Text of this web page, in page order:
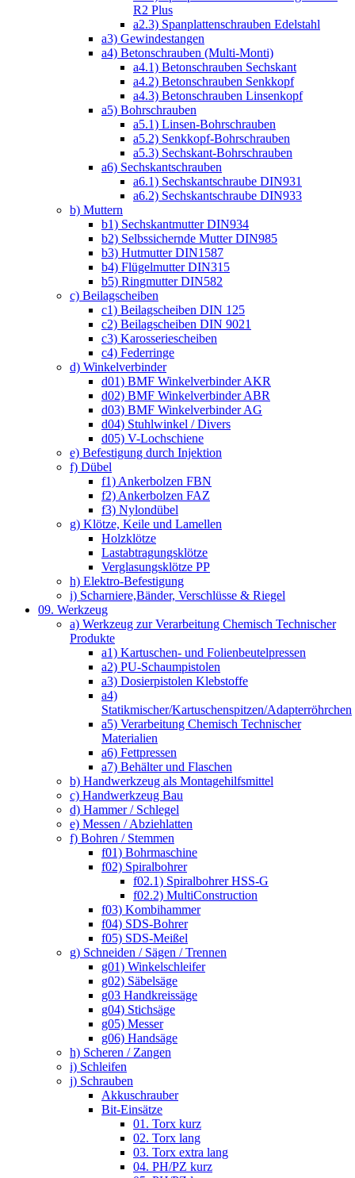
R2 Plus
a2.3) Spanplattenschrauben Edelstahl
a3) Gewindestangen
a4) Betonschrauben (Multi-Monti)
a4.1) Betonschrauben Sechskant
a4.2) Betonschrauben Senkkopf
a4.3) Betonschrauben Linsenkopf
a5) Bohrschrauben
a5.1) Linsen-Bohrschrauben
a5.2) Senkkopf-Bohrschrauben
a5.3) Sechskant-Bohrschrauben
a6) Sechskantschrauben
a6.1) Sechskantschraube DIN931
a6.2) Sechskantschraube DIN933
b) Muttern
b1) Sechskantmutter DIN934
b2) Selbssichernde Mutter DIN985
b3) Hutmutter DIN1587
b4) Flügelmutter DIN315
b5) Ringmutter DIN582
c) Beilagscheiben
c1) Beilagscheiben DIN 125
c2) Beilagscheiben DIN 9021
c3) Karosseriescheiben
c4) Federringe
d) Winkelverbinder
d01) BMF Winkelverbinder AKR
d02) BMF Winkelverbinder ABR
d03) BMF Winkelverbinder AG
d04) Stuhlwinkel / Divers
d05) V-Lochschiene
e) Befestigung durch Injektion
f) Dübel
f1) Ankerbolzen FBN
f2) Ankerbolzen FAZ
f3) Nylondübel
g) Klötze, Keile und Lamellen
Holzklötze
Lastabtragungsklötze
Verglasungsklötze PP
h) Elektro-Befestigung
i) Scharniere,Bänder, Verschlüsse & Riegel
09. Werkzeug
a) Werkzeug zur Verarbeitung Chemisch Technischer
Produkte
a1) Kartuschen- und Folienbeutelpressen
a2) PU-Schaumpistolen
a3) Dosierpistolen Klebstoffe
a4)
Statikmischer/Kartuschenspitzen/Adapterröhrchen
a5) Verarbeitung Chemisch Technischer
Materialien
a6) Fettpressen
a7) Behälter und Flaschen
b) Handwerkzeug als Montagehilfsmittel
c) Handwerkzeug Bau
d) Hammer / Schlegel
e) Messen / Abziehlatten
f) Bohren / Stemmen
f01) Bohrmaschine
f02) Spiralbohrer
f02.1) Spiralbohrer HSS-G
f02.2) MultiConstruction
f03) Kombihammer
f04) SDS-Bohrer
f05) SDS-Meißel
g) Schneiden / Sägen / Trennen
g01) Winkelschleifer
g02) Säbelsäge
g03 Handkreissäge
g04) Stichsäge
g05) Messer
g06) Handsäge
h) Scheren / Zangen
i) Schleifen
j) Schrauben
Akkuschrauber
Bit-Einsätze
01. Torx kurz
02. Torx lang
03. Torx extra lang
04. PH/PZ kurz